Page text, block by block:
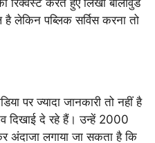
है लेकिन पब्लिक सर्विस करना तो
पर ज्यादा जानकारी तो नहीं है
दिखाई दे रहे हैं। उन्हें 2000
अंदाजा लगाया जा सकता है कि